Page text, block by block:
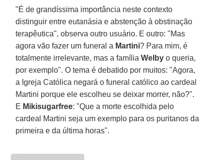
"É de grandíssima importância neste contexto
distinguir entre eutanásia e abstenção à obstinação
terapêutica", observa outro usuário. E outro: "Mas
agora vão fazer um funeral a Martini? Para mim, é
totalmente irrelevante, mas a famíliaWelbyo queria,
por exemplo". O tema é debatido por muitos: "Agora,
a Igreja Católica negará o funeral católico ao cardeal
Martini porque ele escolheu se deixar morrer, não?".
E Mikisugarfree: "Que a morte escolhida pelo
cardeal Martini seja um exemplo para os puritanos da
primeira e da última horas".